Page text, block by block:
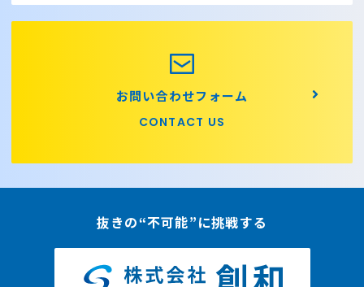
お問い合わせフォーム
CONTACT US
抜きの“不可能”に挑戦する